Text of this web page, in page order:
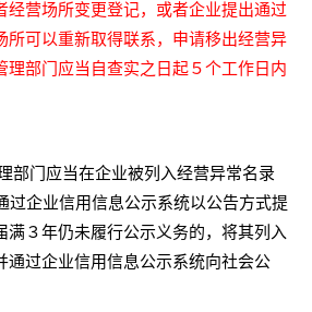
经营场所变更登记，或者企业提出通过
所可以重新取得联系，申请移出经营异
理部门应当自查实之日起５个工作日内
部门应当在企业被列入经营异常名录
过企业信用信息公示系统以公告方式提
满３年仍未履行公示义务的，将其列入
通过企业信用信息公示系统向社会公